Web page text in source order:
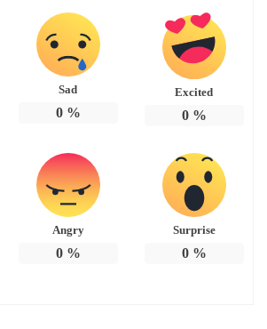
Sad
0%
Excited
0%
Angry
0%
Surprise
0%